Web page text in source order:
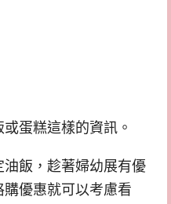
蛋糕這樣的資訊。
飯，趁著婦幼展有優
優惠就可以考慮看